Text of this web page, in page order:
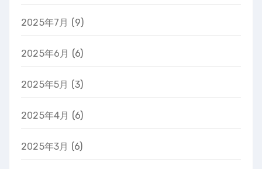
2025年7月 (9)
2025年6月 (6)
2025年5月 (3)
2025年4月 (6)
2025年3月 (6)